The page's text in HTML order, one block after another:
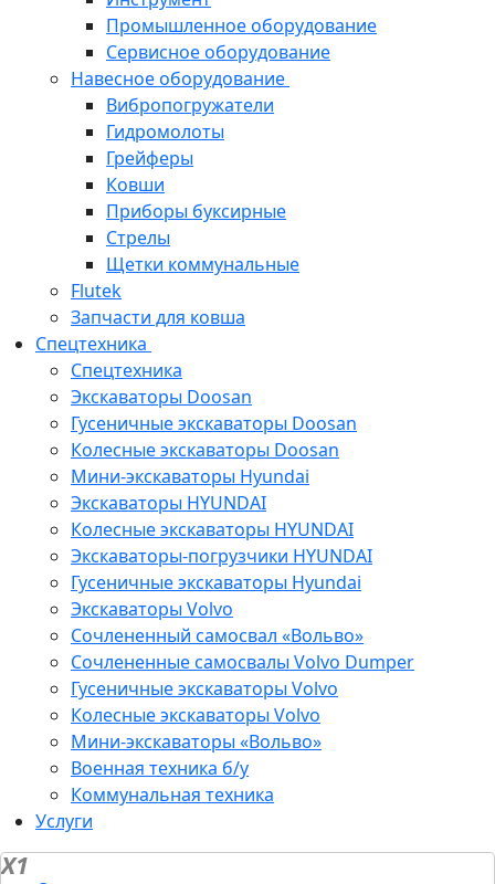
Промышленное оборудование
Сервисное оборудование
Навесное оборудование
Вибропогружатели
Гидромолоты
Грейферы
Ковши
Приборы буксирные
Стрелы
Щетки коммунальные
Flutek
Запчасти для ковша
Спецтехника
Спецтехника
Экскаваторы Doosan
Гусеничные экскаваторы Doosan
Колесные экскаваторы Doosan
Мини-экскаваторы Hyundai
Экскаваторы HYUNDAI
Колесные экскаваторы HYUNDAI
Экскаваторы-погрузчики HYUNDAI
Гусеничные экскаваторы Hyundai
Экскаваторы Volvo
Сочлененный самосвал «Вольво»
Сочлененные самосвалы Volvo Dumper
Гусеничные экскаваторы Volvo
Колесные экскаваторы Volvo
Мини-экскаваторы «Вольво»
Военная техника б/у
Коммунальная техника
Услуги
X1